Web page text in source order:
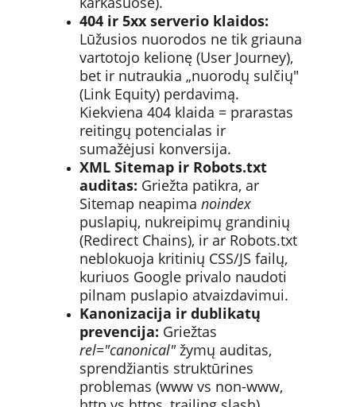
404 ir 5xx serverio klaidos:
Lūžusios nuorodos ne tik griauna
vartotojo kelionę (User Journey),
bet ir nutraukia „nuorodų sulčių"
(Link Equity) perdavimą.
Kiekviena 404 klaida = prarastas
reitingų potencialas ir
sumažėjusi konversija.
XML Sitemap ir Robots.txt
auditas: Griežta patikra, ar
Sitemap neapima noindex
puslapių, nukreipimų grandinių
(Redirect Chains), ir ar Robots.txt
neblokuoja kritinių CSS/JS failų,
kuriuos Google privalo naudoti
pilnam puslapio atvaizdavimui.
Kanonizacija ir dublikatų
prevencija: Griežtas
rel="canonical" žymų auditas,
sprendžiantis struktūrines
problemas (www vs non-www,